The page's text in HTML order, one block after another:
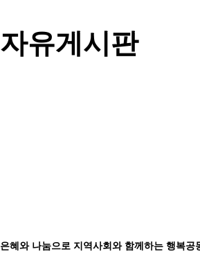
자유게시판
은혜와 나눔으로 지역사회와 함께하는 행복공